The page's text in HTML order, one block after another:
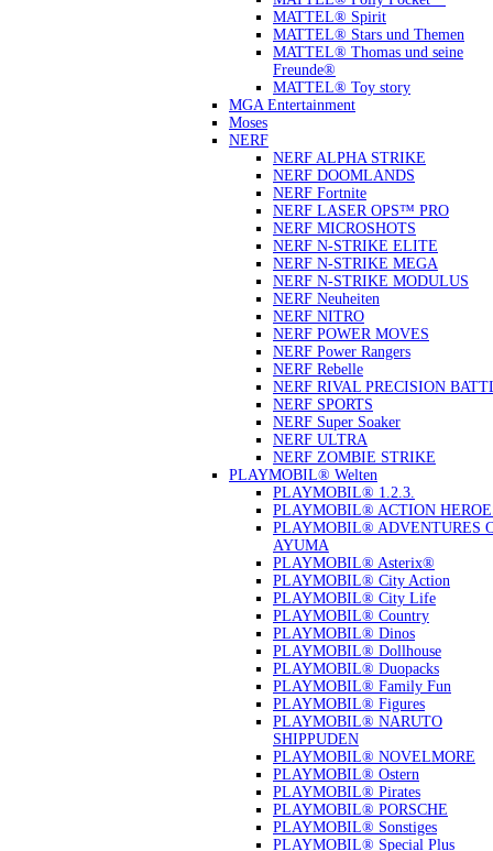
MATTEL® Spirit
MATTEL® Stars und Themen
MATTEL® Thomas und seine
Freunde®
MATTEL® Toy story
MGA Entertainment
Moses
NERF
NERF ALPHA STRIKE
NERF DOOMLANDS
NERF Fortnite
NERF LASER OPS™ PRO
NERF MICROSHOTS
NERF N-STRIKE ELITE
NERF N-STRIKE MEGA
NERF N-STRIKE MODULUS
NERF Neuheiten
NERF NITRO
NERF POWER MOVES
NERF Power Rangers
NERF Rebelle
NERF RIVAL PRECISION
NERF SPORTS
NERF Super Soaker
NERF ULTRA
NERF ZOMBIE STRIKE
PLAYMOBIL® Welten
PLAYMOBIL® 1.2.3.
PLAYMOBIL® ACTION
PLAYMOBIL® ADVENTURES
AYUMA
PLAYMOBIL® Asterix®
PLAYMOBIL® City Action
PLAYMOBIL® City Life
PLAYMOBIL® Country
PLAYMOBIL® Dinos
PLAYMOBIL® Dollhouse
PLAYMOBIL® Duopacks
PLAYMOBIL® Family Fun
PLAYMOBIL® Figures
PLAYMOBIL® NARUTO
SHIPPUDEN
PLAYMOBIL® NOVELMORE
PLAYMOBIL® Ostern
PLAYMOBIL® Pirates
PLAYMOBIL® PORSCHE
PLAYMOBIL® Sonstiges
PLAYMOBIL® Special Plus